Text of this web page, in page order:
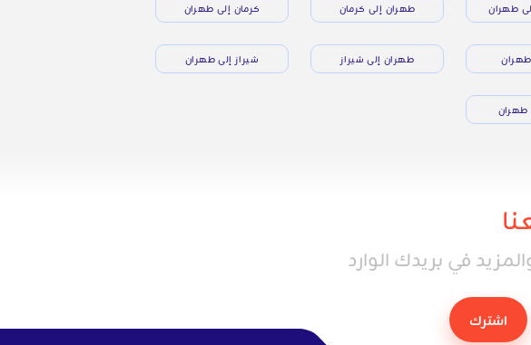
طهران طهران إلى كرمان كرمان إلى طهران
طهران طهران إلى شيراز شيراز إلى طهران
طهران
في بريدك الوارد
اشترك